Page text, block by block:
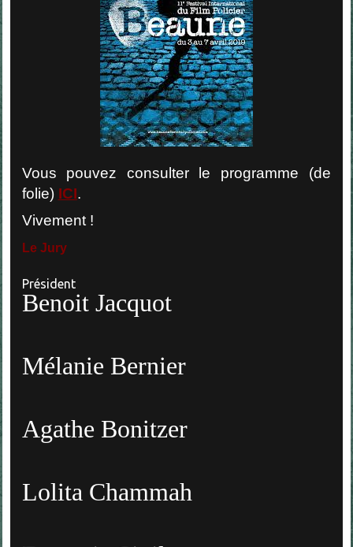
Vous pouvez consulter le programme (de
folie) ICI.
Vivement !
Le Jury
Président
Benoit Jacquot
Mélanie Bernier
Agathe Bonitzer
Lolita Chammah